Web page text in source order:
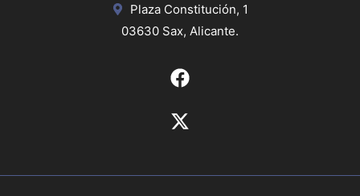
Plaza Constitución, 1
03630 Sax, Alicante.